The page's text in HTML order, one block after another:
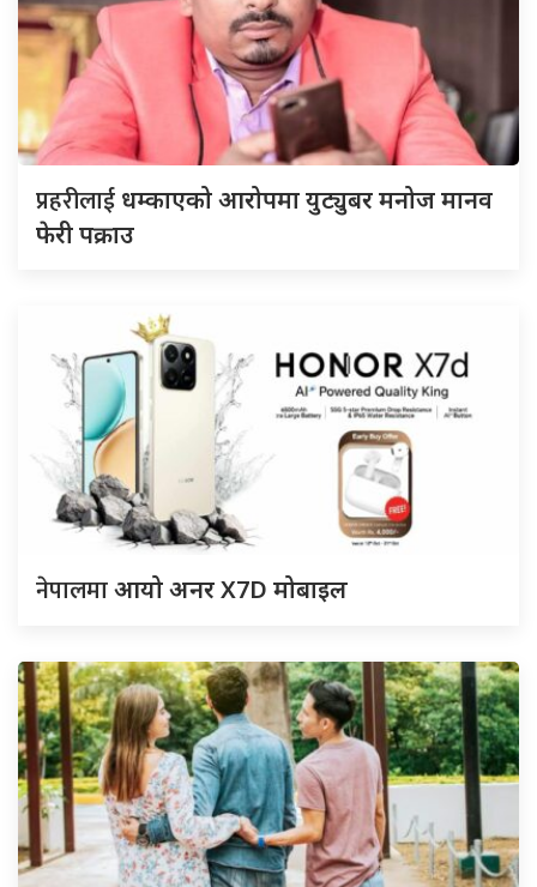
प्रहरीलाई धम्काएको आरोपमा युट्युबर मनोज मानव
फेरी पक्राउ
नेपालमाआयो अनर X7D मोबाइल